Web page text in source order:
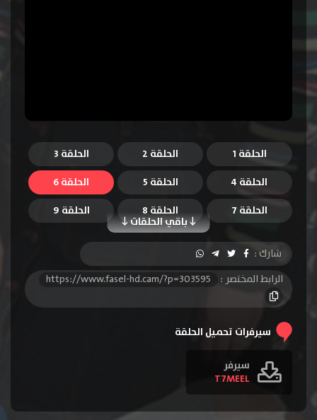
الحلقة 1 الحلقة 2
الحلقة 3
الحلقة 4
الحلقة 5 الحلقة 6
باقي الحلقات
الحلقة 7 الحلقة 8
الحلقة 9
الحلقة 10
الحلقة 11
الحلقة 12
الحلقة 13
الحلقة 14
الحلقة 15
شارك :
الرابط المختصر :
https://www.fasel-hd.cam/?p=303595
سيرفرات تحميل الحلقة
سيرفر
T7MEEL